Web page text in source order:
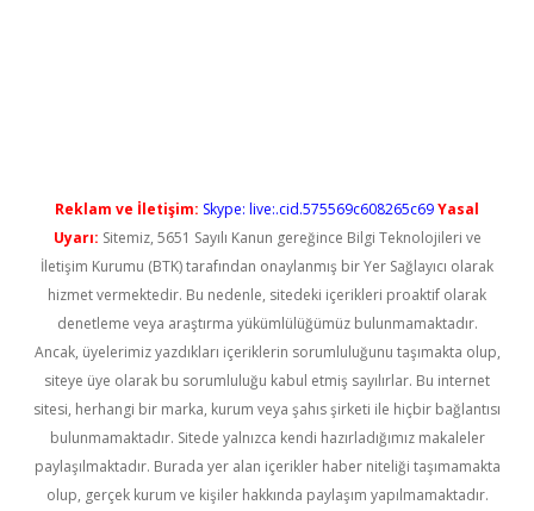
Reklam ve İletişim: Skype: live:.cid.575569c608265c69Yasal
Uyarı: Sitemiz, 5651 Sayılı Kanun gereğince Bilgi Teknolojileri ve
İletişim Kurumu (BTK) tarafından onaylanmış bir Yer Sağlayıcı olarak
hizmet vermektedir. Bu nedenle, sitedeki içerikleri proaktif olarak
denetleme veya araştırma yükümlülüğümüz bulunmamaktadır.
Ancak, üyelerimiz yazdıkları içeriklerin sorumluluğunu taşımakta olup,
siteye üye olarak bu sorumluluğu kabul etmiş sayılırlar. Bu internet
sitesi, herhangi bir marka, kurum veya şahıs şirketi ile hiçbir bağlantısı
bulunmamaktadır. Sitede yalnızca kendi hazırladığımız makaleler
paylaşılmaktadır. Burada yer alan içerikler haber niteliği taşımamakta
olup, gerçek kurum ve kişiler hakkında paylaşım yapılmamaktadır.